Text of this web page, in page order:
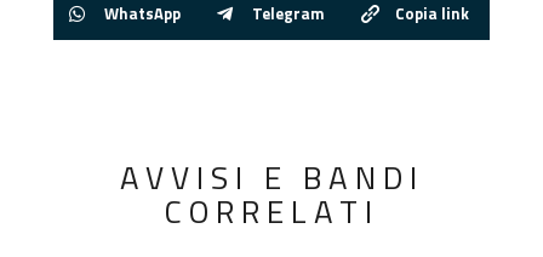
WhatsApp Telegram Copia link
AVVISI E BANDI
CORRELATI